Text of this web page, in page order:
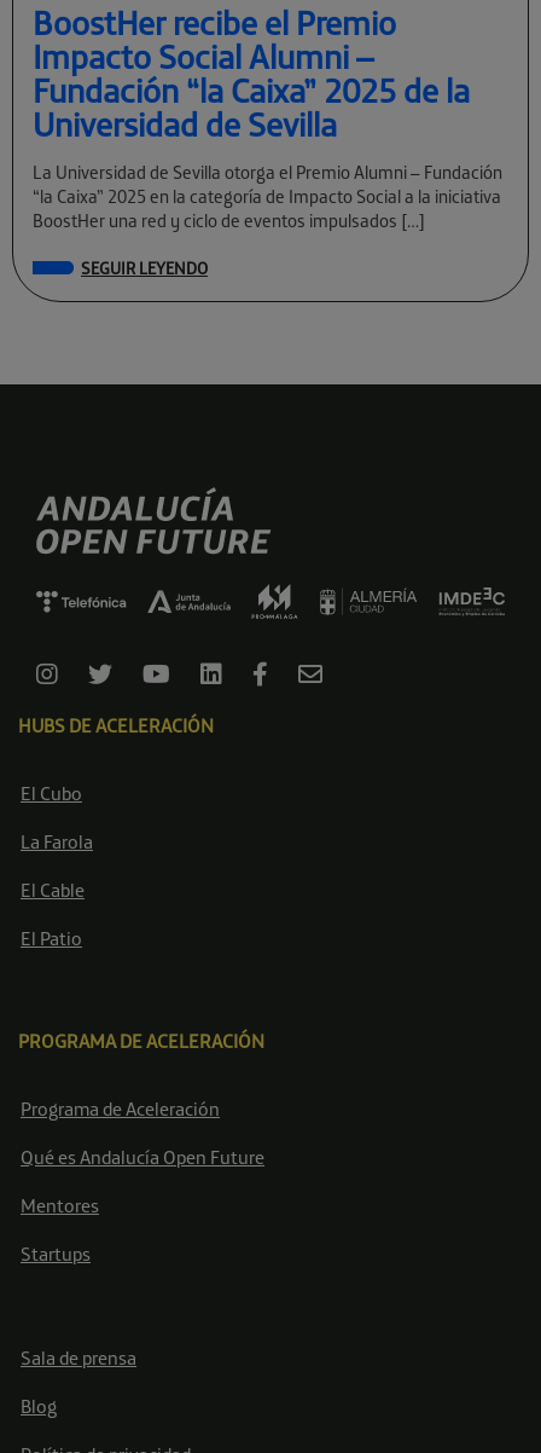
BoostHer recibe el Premio
Impacto Social Alumni –
Fundación “la Caixa” 2025 de la
Universidad de Sevilla
La Universidad de Sevilla otorga el Premio Alumni – Fundación
“la Caixa” 2025 en la categoría de Impacto Social a la iniciativa
BoostHer una red y ciclo de eventos impulsados […]
SEGUIR LEYENDO
HUBS DE ACELERACIÓN
El Cubo
La Farola
El Cable
El Patio
PROGRAMA DE ACELERACIÓN
Programa de Aceleración
Qué es Andalucía Open Future
Mentores
Startups
Sala de prensa
Blog